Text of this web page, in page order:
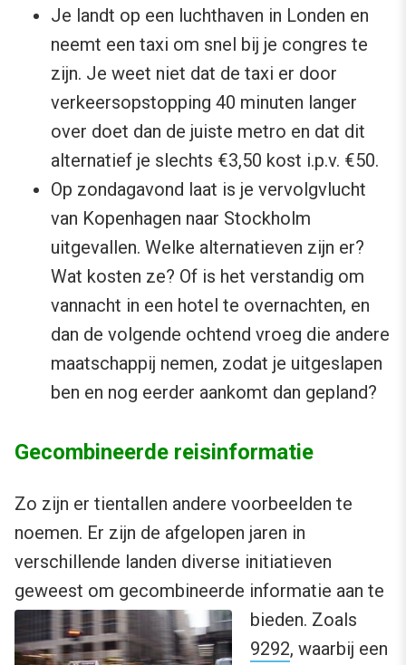
Je landt op een luchthaven in Londen en
neemt een taxi om snel bij je congres te
zijn. Je weet niet dat de taxi er door
verkeersopstopping 40 minuten langer
over doet dan de juiste metro en dat dit
alternatief je slechts €3,50 kost i.p.v. €50.
Op zondagavond laat is je vervolgvlucht
van Kopenhagen naar Stockholm
uitgevallen. Welke alternatieven zijn er?
Wat kosten ze? Of is het verstandig om
vannacht in een hotel te overnachten, en
dan de volgende ochtend vroeg die andere
maatschappij nemen, zodat je uitgeslapen
ben en nog eerder aankomt dan gepland?
Gecombineerde reisinformatie
Zo zijn er tientallen andere voorbeelden te
noemen. Er zijn de afgelopen jaren in
verschillende landen diverse initiatieven
geweest om gecombineerde informatie aan te
bieden. Zoals
9292, waarbij een